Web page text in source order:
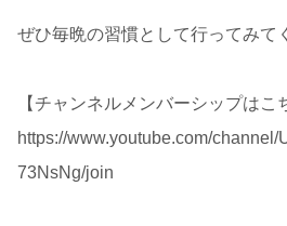
ぜひ毎晩の習慣として行ってみて
【チャンネルメンバーシップはこ
https://www.youtube.com/
73NsNg/join